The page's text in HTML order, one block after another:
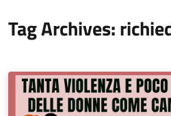
Tag Archives: